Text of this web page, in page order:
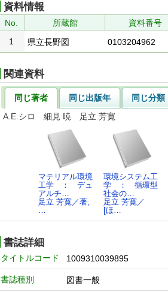
資料情報
No. 所蔵館 資料番号
1
県立長野図 0103204962
関連資料
同じ著者 同じ出版年
同じ分類
A.E.シロ 細見 暁 足立 芳寛
マテリアル環境
工学 ： デュ
アルチ…
足立 芳寛／著,
…
環境システム工
学 ： 循環型
社会の…
足立 芳寛／
[ほ…
書誌詳細
タイトルコード 1009310039895
書誌種別 図書一般